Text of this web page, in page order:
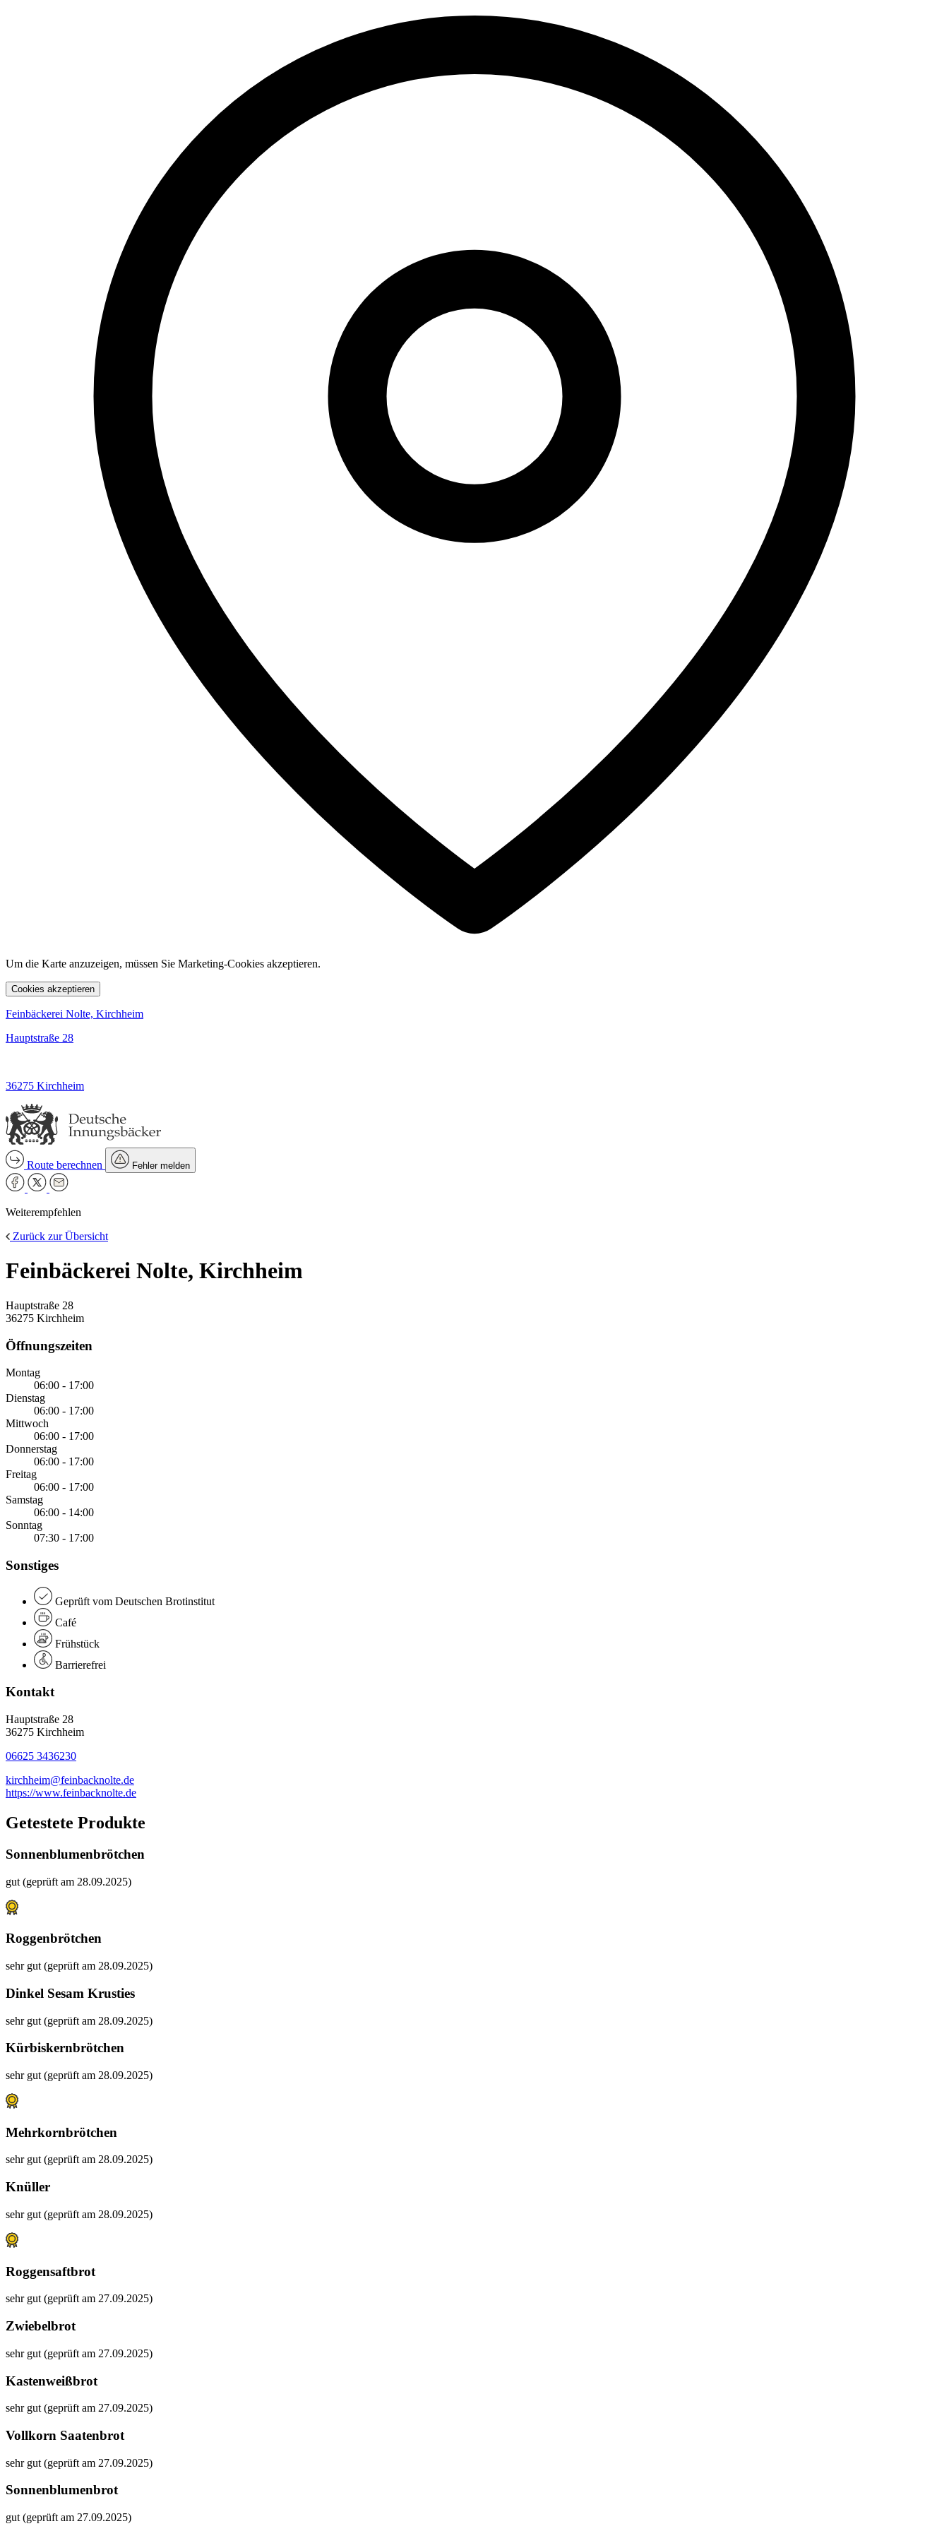
Um die Karte anzuzeigen, müssen Sie Marketing-Cookies akzeptieren.
Cookies akzeptieren
Feinbäckerei Nolte, Kirchheim
Hauptstraße 28
36275 Kirchheim
Route berechnen Fehler melden
Weiterempfehlen
Zurück zur Übersicht
Feinbäckerei Nolte, Kirchheim
Hauptstraße 28
36275 Kirchheim
Öffnungszeiten
Montag
06:00 - 17:00
Dienstag
06:00 - 17:00
Mittwoch
06:00 - 17:00
Donnerstag
06:00 - 17:00
Freitag
06:00 - 17:00
Samstag
06:00 - 14:00
Sonntag
07:30 - 17:00
Sonstiges
Geprüft vom Deutschen Brotinstitut
Café
Frühstück
Barrierefrei
Kontakt
Hauptstraße 28
36275 Kirchheim
06625 3436230
kirchheim@feinbacknolte.de
https://www.feinbacknolte.de
Getestete Produkte
Sonnenblumenbrötchen
gut (geprüft am 28.09.2025)
Roggenbrötchen
sehr gut (geprüft am 28.09.2025)
Dinkel Sesam Krusties
sehr gut (geprüft am 28.09.2025)
Kürbiskernbrötchen
sehr gut (geprüft am 28.09.2025)
Mehrkornbrötchen
sehr gut (geprüft am 28.09.2025)
Knüller
sehr gut (geprüft am 28.09.2025)
Roggensaftbrot
sehr gut (geprüft am 27.09.2025)
Zwiebelbrot
sehr gut (geprüft am 27.09.2025)
Kastenweißbrot
sehr gut (geprüft am 27.09.2025)
Vollkorn Saatenbrot
sehr gut (geprüft am 27.09.2025)
Sonnenblumenbrot
gut (geprüft am 27.09.2025)